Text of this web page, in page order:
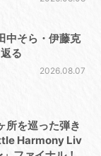
中そら・伊藤克
る
2026.08.07
所を巡った弾き
Harmony Liv